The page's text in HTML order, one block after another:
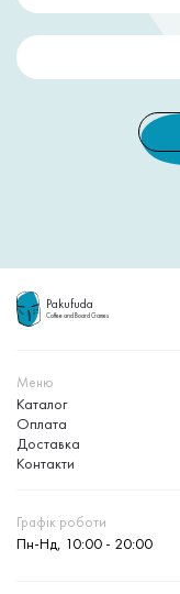
Pakufuda
Coffee and Board Games
Меню
Каталог
Оплата
Доставка
Контакти
Графік роботи
Пн-Нд, 10:00 - 20:00